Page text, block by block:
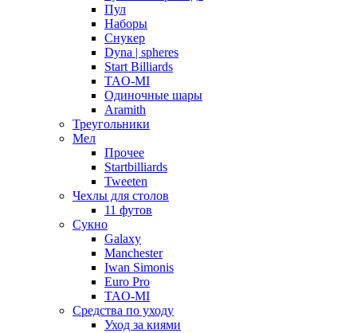
Пул
Наборы
Снукер
Dyna | spheres
Start Billiards
TAO-MI
Одиночные шары
Aramith
Треугольники
Мел
Прочее
Startbilliards
Tweeten
Чехлы для столов
11 футов
Сукно
Galaxy
Manchester
Iwan Simonis
Euro Pro
TAO-MI
Средства по уходу
Уход за киями